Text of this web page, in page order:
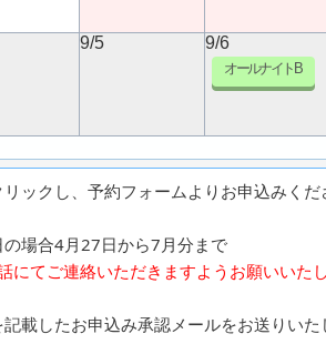
9/5 9/6
オールナイトB
ックし、予約フォームよりお申込みくだ
場合4月27日から7月分まで
てご連絡いただきますようお願いいた
載したお申込み承認メールをお送りいた